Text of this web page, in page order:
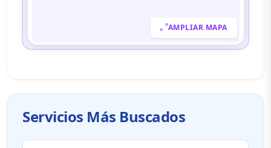
AMPLIAR MAPA
Servicios Más Buscados